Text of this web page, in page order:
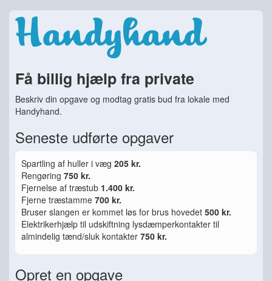
Få billig hjælp fra private
Beskriv din opgave og modtag gratis bud fra lokale med
Handyhand.
Seneste udførte opgaver
Spartling af huller i væg 205 kr.
Rengøring 750 kr.
Fjernelse af træstub 1.400 kr.
Fjerne træstamme 700 kr.
Bruser slangen er kommet løs for brus hovedet 500 kr.
Elektrikerhjælp til udskiftning lysdæmperkontakter til
almindelig tænd/sluk kontakter 750 kr.
Opret en opgave